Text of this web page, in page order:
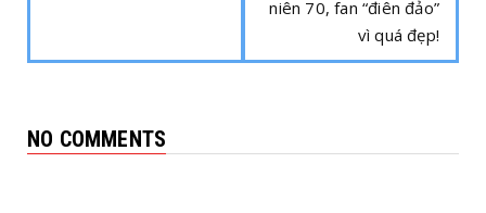
niên 70, fan “điên đảo”
vì quá đẹp!
NO COMMENTS